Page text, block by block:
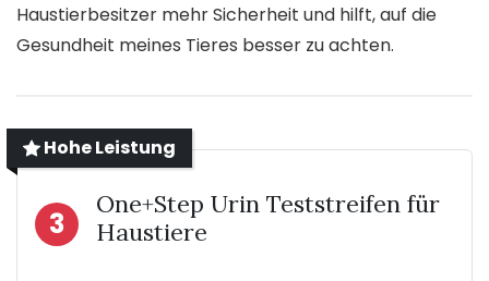
Haustierbesitzer mehr Sicherheit und hilft, auf die
Gesundheit meines Tieres besser zu achten.
Hohe Leistung
3
One+Step Urin Teststreifen für
Haustiere